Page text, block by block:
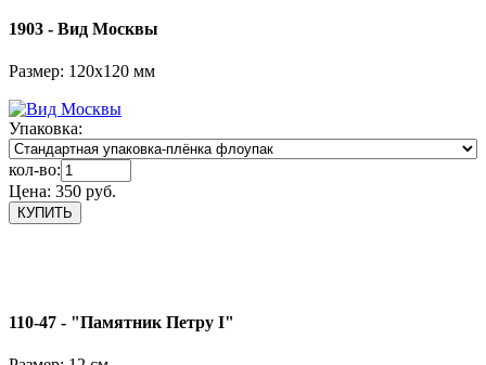
1903 - Вид Москвы
Размер: 120х120 мм
Упаковка:
кол-во:
Цена: 350 руб.
110-47 - "Памятник Петру I"